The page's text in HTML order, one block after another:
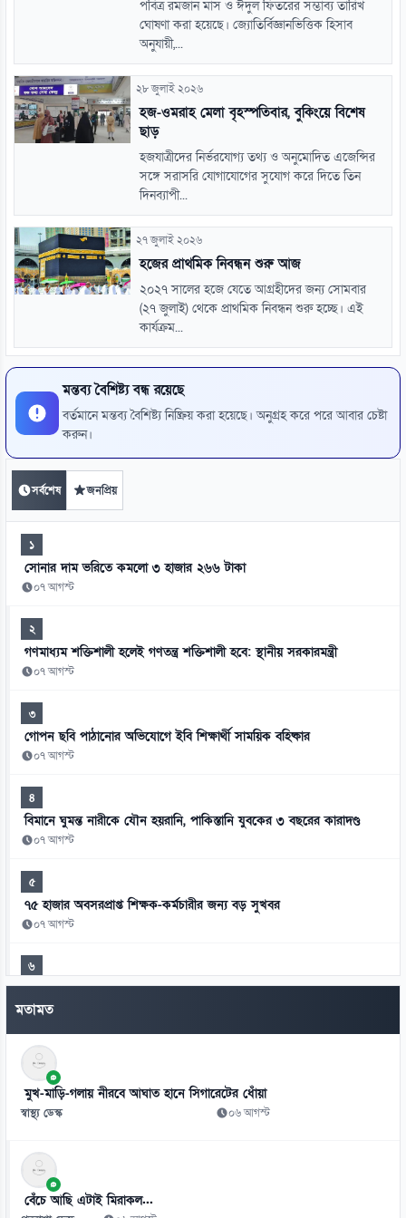
পবিত্র রমজান মাস ও ঈদুল ফিতরের সম্ভাব্য তারিখ
ঘোষণা করা হয়েছে। জ্যোতির্বিজ্ঞানভিত্তিক হিসাব
অনুযায়ী,...
২৮ জুলাই ২০২৬
হজ-ওমরাহ মেলা বৃহস্পতিবার, বুকিংয়ে বিশেষ
ছাড়
হজযাত্রীদের নির্ভরযোগ্য তথ্য ও অনুমোদিত এজেন্সির
সঙ্গে সরাসরি যোগাযোগের সুযোগ করে দিতে তিন
দিনব্যাপী...
২৭ জুলাই ২০২৬
হজের প্রাথমিক নিবন্ধন শুরু আজ
২০২৭ সালের হজে যেতে আগ্রহীদের জন্য সোমবার
(২৭ জুলাই) থেকে প্রাথমিক নিবন্ধন শুরু হচ্ছে। এই
কার্যক্রম...
মন্তব্য বৈশিষ্ট্য বন্ধ রয়েছে
বর্তমানে মন্তব্য বৈশিষ্ট্য নিষ্ক্রিয় করা হয়েছে। অনুগ্রহ করে পরে আবার চেষ্টা
করুন।
সর্বশেষ জনপ্রিয়
১
সোনার দাম ভরিতে কমলো ৩ হাজার ২৬৬ টাকা
০৭ আগস্ট
২
গণমাধ্যম শক্তিশালী হলেই গণতন্ত্র শক্তিশালী হবে: স্থানীয় সরকারমন্ত্রী
০৭ আগস্ট
৩
গোপন ছবি পাঠানোর অভিযোগে ইবি শিক্ষার্থী সাময়িক বহিষ্কার
০৭ আগস্ট
৪
বিমানে ঘুমন্ত নারীকে যৌন হয়রানি, পাকিস্তানি যুবকের ৩ বছরের কারাদণ্ড
০৭ আগস্ট
৫
৭৫ হাজার অবসরপ্রাপ্ত শিক্ষক-কর্মচারীর জন্য বড় সুখবর
০৭ আগস্ট
৬
মিস ওয়ার্ল্ডের মঞ্চে বাংলাদেশের প্রতিনিধি সামানজার
০৭ আগস্ট
৭
আদালতের রায় উপেক্ষা করে ট্রাম্পের নতুন নাগরিকত্ব আদেশ
০৭ আগস্ট
থাইল্যান্ডের স্কুলে কিশোরের এলোপাতাড়ি গুলি, নিহত অন্তত ৭
০৭ আগস্ট
মতামত
মুখ-মাড়ি-গলায় নীরবে আঘাত হানে সিগারেটের ধোঁয়া
স্বাস্থ্য ডেস্ক ০৬ আগস্ট
বেঁচে আছি এটাই মিরাকল...